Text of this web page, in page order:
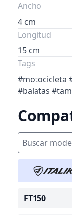
Ancho
4 cm
Longitud
15 cm
Tags
#motocicleta
#balatas
FT150